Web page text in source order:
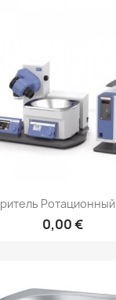
Ротационный
0,00 €